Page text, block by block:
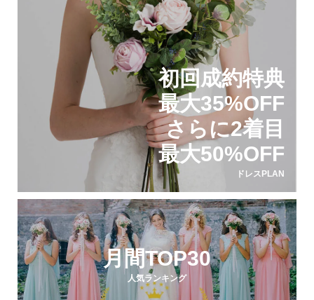
初回成約特典
最大35%OFF
さらに2着目
最大50%OFF
ドレスPLAN
月間TOP30
人気ランキング